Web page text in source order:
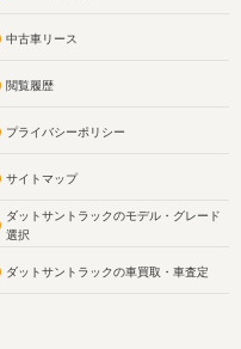
中古車リース
閲覧履歴
プライバシーポリシー
サイトマップ
ダットサントラックのモデル・グレード
選択
ダットサントラックの車買取・車査定